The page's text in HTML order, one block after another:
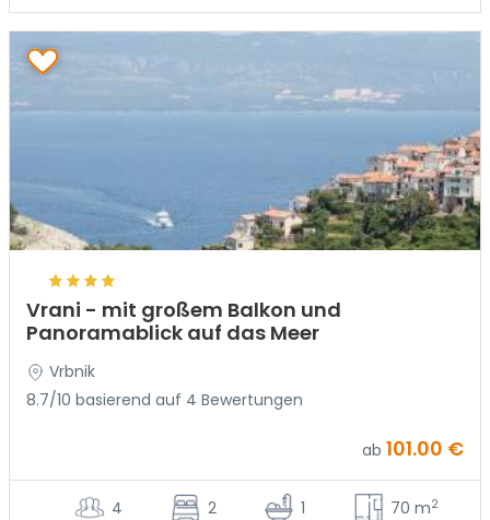
Vrani - mit großem Balkon und
Panoramablick auf das Meer
Vrbnik
8.7/10 basierend auf 4 Bewertungen
ab 101.00 €
4 2 1 70 m2